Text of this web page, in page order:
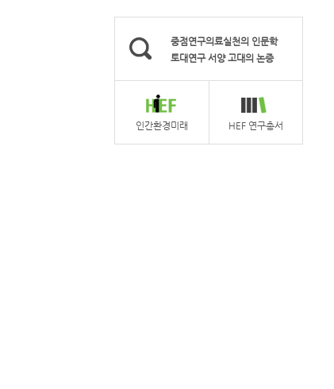
중점연구의료실천의 인문학
토대연구 서양 고대의 논증
인간환경미래 HEF 연구총서